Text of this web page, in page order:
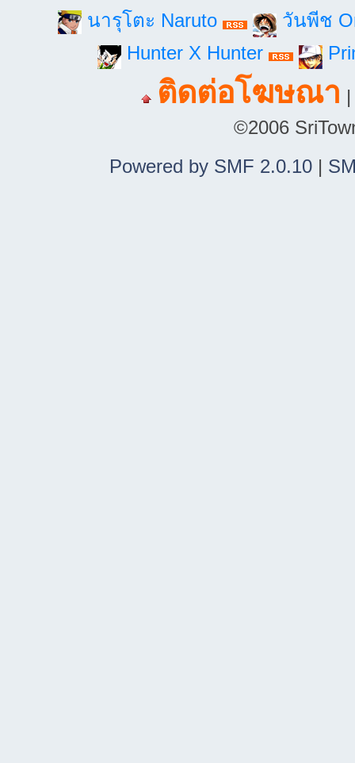
นารุโตะ Naruto
วันพีช
Hunter X Hunter
ติดต่อโฆษณา
©2006
Powered by SMF 2.0.10|